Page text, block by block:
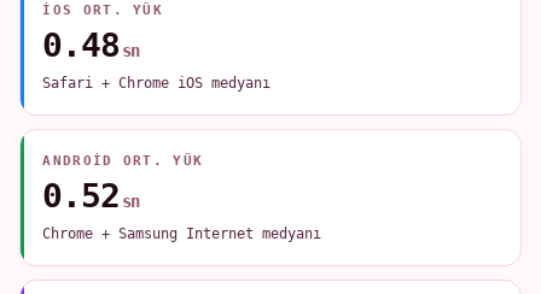
IOS ORT. YÜK
0.48 sn
Safari + Chrome iOS medyanı
ANDROID ORT. YÜK
0.52 sn
Chrome + Samsung Internet medyanı